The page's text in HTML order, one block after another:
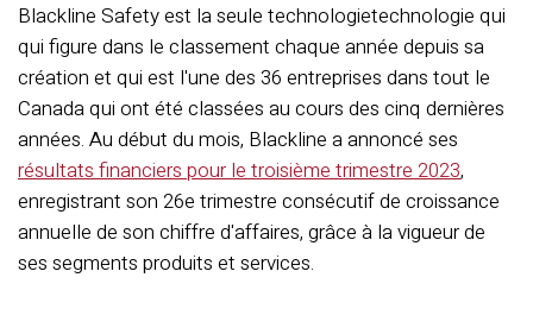
Blackline Safety est laseule technologietechnologie qui
qui figure dans le classement chaque année depuis sa
création et qui est l'une des 36 entreprises dans tout le
Canadaqui ont été classées au cours des cinq dernières
années. Au début du mois, Blackline a annoncé ses
résultats financiers pour le troisième trimestre 2023,
enregistrant son 26e trimestre consécutif de croissance
annuelle de son chiffre d'affaires, grâce à la vigueur de
ses segments produits et services.